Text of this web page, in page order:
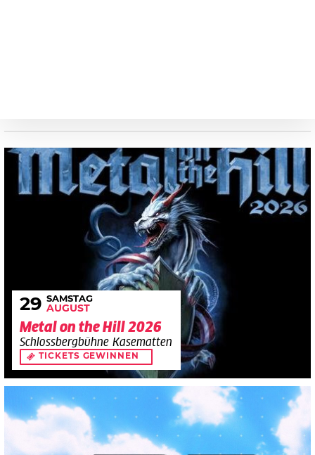
29 SAMSTAG
AUGUST
Metal on the Hill 2026
Schlossbergbühne Kasematten
TICKETS GEWINNEN